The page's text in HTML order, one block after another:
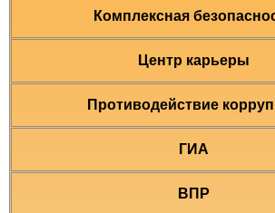
Комплексная
Центр карьеры
Противодействие
ГИА
ВПР